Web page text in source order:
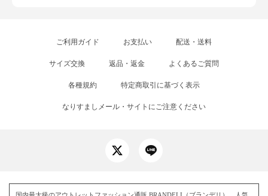
ご利用ガイド お支払い 配送・送料
サイズ交換 返品・返金 よくあるご質問
各種規約 特定商取引に基づく表示
なりすましメール・サイトにご注意ください